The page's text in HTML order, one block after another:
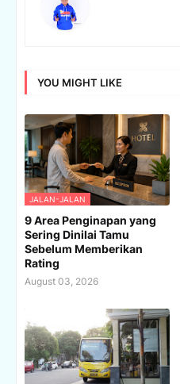
YOU MIGHT LIKE
JALAN-JALAN
9 Area Penginapan yang
Sering Dinilai Tamu
Sebelum Memberikan
Rating
August 03, 2026